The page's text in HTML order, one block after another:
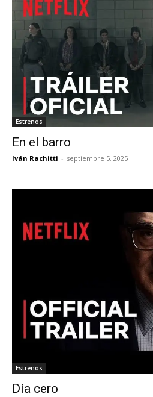
Estrenos
En el barro
Iván Rachitti - septiembre 5, 2025
Estrenos
Día cero